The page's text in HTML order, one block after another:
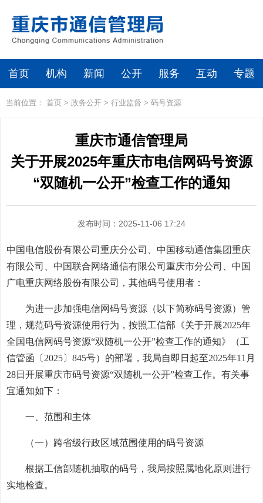
首页 机构 新闻 公开 服务 互动 专题
当前位置： 首页 > 政务公开 > 行业监督 > 码号资源
重庆市通信管理局
关于开展2025年重庆市电信网码号资源
“双随机一公开”检查工作的通知
发布时间：2025-11-06 17:24
中国电信股份有限公司重庆分公司、中国移动通信集团重庆
有限公司、中国联合网络通信有限公司重庆市分公司、中国
广电重庆网络股份有限公司，其他码号使用者：
为进一步加强电信网码号资源（以下简称码号资源）管
理，规范码号资源使用行为，按照工信部《关于开展2025年
全国电信网码号资源“双随机一公开”检查工作的通知》（工
信管函〔2025〕845号）的部署，我局自即日起至2025年11月
28日开展重庆市码号资源“双随机一公开”检查工作。有关事
宜通知如下：
一、范围和主体
（一）跨省级行政区域范围使用的码号资源
根据工信部随机抽取的码号，我局按照属地化原则进行
实地检查。